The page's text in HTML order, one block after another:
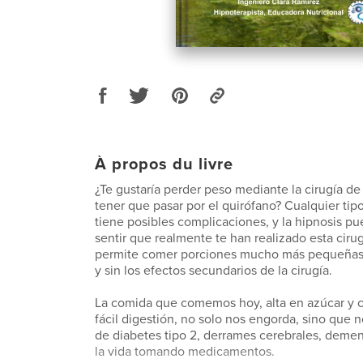
À propos du livre
¿Te gustaría perder peso mediante la cirugía
tener que pasar por el quirófano? Cualquier
tiene posibles complicaciones, y la hipnosis
sentir que realmente te han realizado esta
permite comer porciones mucho más
y sin los efectos secundarios de la cirugía.
La comida que comemos hoy, alta en azúcar y
fácil digestión, no solo nos engorda, sino que
de diabetes tipo 2, derrames cerebrales,
la vida tomando medicamentos.